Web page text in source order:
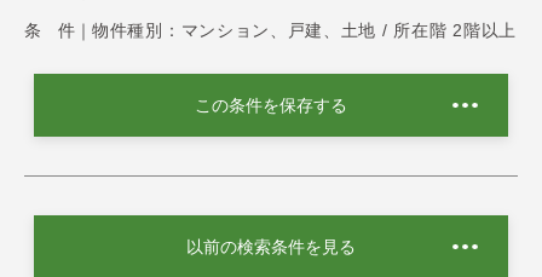
条 件｜ 物件種別：マンション、戸建、土地 / 所在階 2階以上
この条件を保存する
以前の検索条件を見る